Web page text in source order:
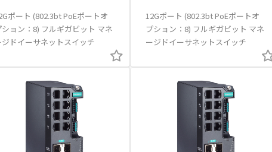
ポート (802.3bt PoEポートオ
ョン：8) フルギガビット マネ
ドイーサネットスイッチ
12Gポート (802.3bt PoEポートオ
プション：8) フルギガビット マネ
ージドイーサネットスイッチ